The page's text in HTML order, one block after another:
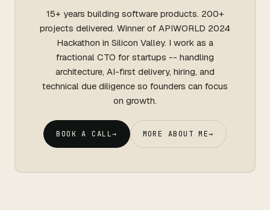
15+ years building software products. 200+
projects delivered. Winner of APIWORLD 2024
Hackathon in Silicon Valley. I work as a
fractional CTO for startups -- handling
architecture, AI-first delivery, hiring, and
technical due diligence so founders can focus
on growth.
BOOK A CALL→ MORE ABOUT ME→